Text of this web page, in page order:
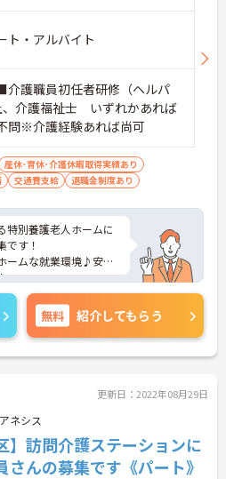
ト・アルバイト
護職員初任者研修（ヘルパ
、介護福祉士 いずれかあれば
問※介護経験あれば尚可
産休･育休･介護休暇取得実績あり
交通費支給 退職金制度あり
特別養護老人ホームに
です！
ームな就業環境♪安心
ポイントなど、さらに
気軽にご相談くださ
無料 紹介してもらう
更新日：2022年08月29日
ネシス
】訪問介護ステーションに
んの募集です《パート》